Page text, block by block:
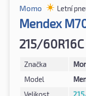
Momo Letní
Mendex
215/
Značka
Model